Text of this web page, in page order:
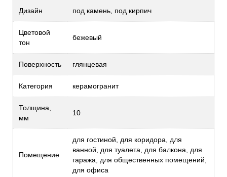
Дизайн под камень, под кирпич
Цветовой
тон
бежевый
Поверхность глянцевая
Категория керамогранит
Толщина,
мм
10
Помещение
для гостиной, для коридора, для
ванной, для туалета, для балкона, для
гаража, для общественных помещений,
для офиса